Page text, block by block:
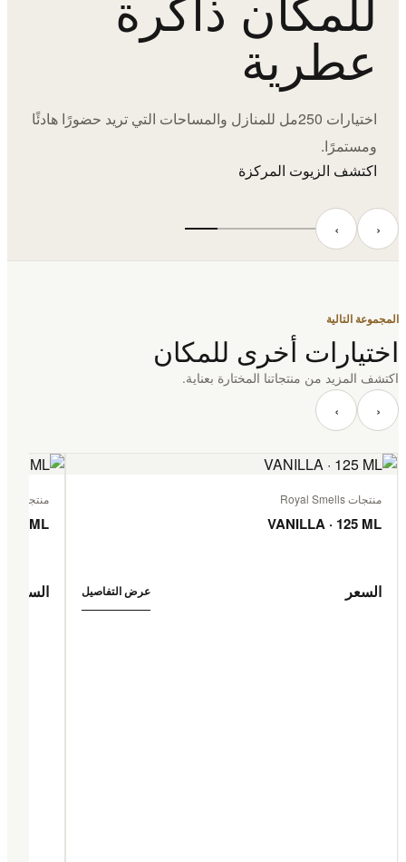
عطرية
اختيارات 250مل للمنازل والمساحات التي تريد حضورًا هادئًا
ومستمرًا.
اكتشف الزيوت المركزة
‹ ›
المجموعة التالية
اختيارات أخرى للمكان
اكتشف المزيد من منتجاتنا المختارة بعناية.
‹ ›
منتجات Royal Smells
VANILLA · 125 ML
السعر عرض التفاصيل
منتجات Royal Smells
ML
السعر